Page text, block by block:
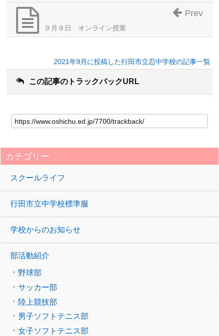
９月９日 オンライン授業
Prev
2021年9月に投稿した行田市立忍中学校の記事一覧
この記事のトラックバックURL
カテゴリー
スクールライフ
行田市立中学校標準服
学校からのお知らせ
部活動紹介
野球部
サッカー部
陸上競技部
男子ソフトテニス部
女子ソフトテニス部